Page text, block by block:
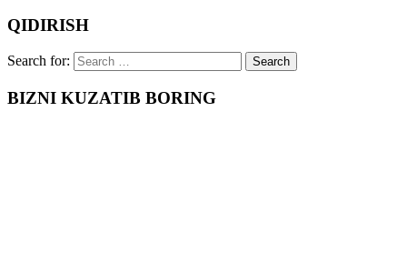
QIDIRISH
Search for:
BIZNI KUZATIB BORING